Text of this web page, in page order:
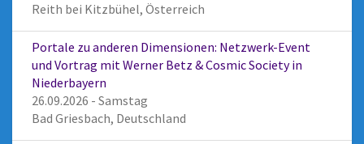
Reith bei Kitzbühel, Österreich
Portale zu anderen Dimensionen: Netzwerk-Event
und Vortrag mit Werner Betz & Cosmic Society in
Niederbayern
26.09.2026 - Samstag
Bad Griesbach, Deutschland